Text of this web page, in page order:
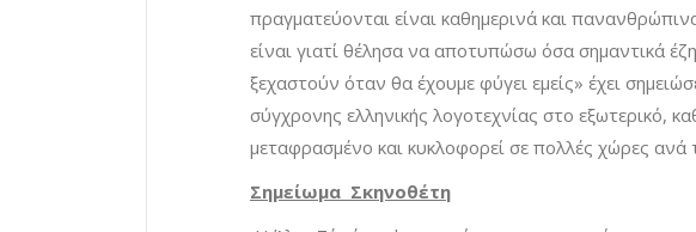
πραγματεύονται είναι καθημερινά και
είναι γιατί θέλησα να αποτυπώσω όσα σημαντικά
ξεχαστούν όταν θα έχουμε φύγει εμείς» έχει
σύγχρονης ελληνικής λογοτεχνίας στο εξωτερικό,
μεταφρασμένο και κυκλοφορεί σε πολλές χώρες ανά
Σημείωμα Σκηνοθέτη